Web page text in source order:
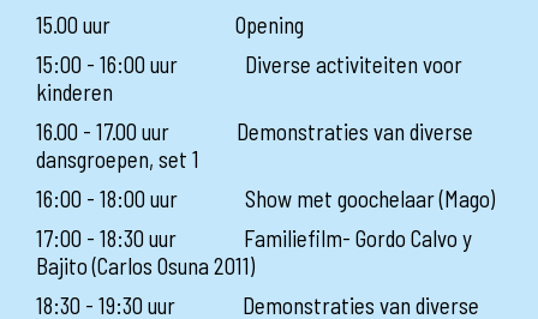
15.00 uur Opening
15:00 - 16:00 uur Diverse activiteiten voor
kinderen
16.00 - 17.00 uur Demonstraties van diverse
dansgroepen, set 1
16:00 - 18:00 uur Show met goochelaar (Mago)
17:00 - 18:30 uur Familiefilm- Gordo Calvo y
Bajito (Carlos Osuna 2011)
18:30 - 19:30 uur Demonstraties van diverse